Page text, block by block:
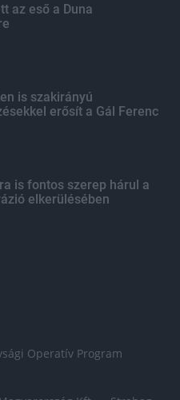
az eső a Duna
is szakirányú
erősít a Gál Ferenc
is fontos szerep hárul a
elkerülésében
Operatív Program